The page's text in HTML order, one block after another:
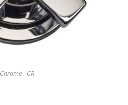
Chromé - CR